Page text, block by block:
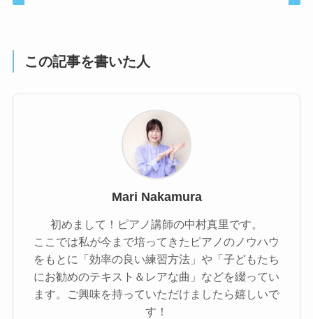
この記事を書いた人
Mari Nakamura
初めまして！ピアノ講師の中村真里です。
ここでは私が今まで培ってきたピアノのノウハウ
をもとに「効率の良い練習方法」や「子どもたち
にお勧めのテキスト＆レアな曲」などを綴ってい
ます。ご興味を持っていただけましたら嬉しいで
す！